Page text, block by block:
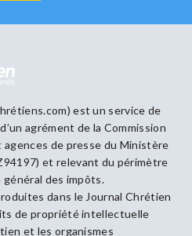
est un service de
agrément de la Commission
de presse du Ministère
et relevant du périmètre
général des impôts.
dans le Journal Chrétien
de propriété intellectuelle
et les organismes